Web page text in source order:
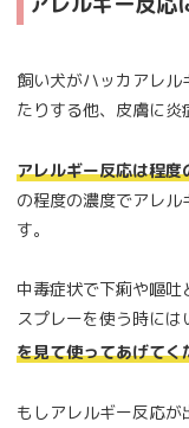
飼い犬がハッカアレ
たりする他、皮膚に炎
アレルギー反応は程
の程度の濃度でアレ
す。
中毒症状で下痢や嘔
スプレーを使う時には
を見て使ってあげてく
もしアレルギー反応